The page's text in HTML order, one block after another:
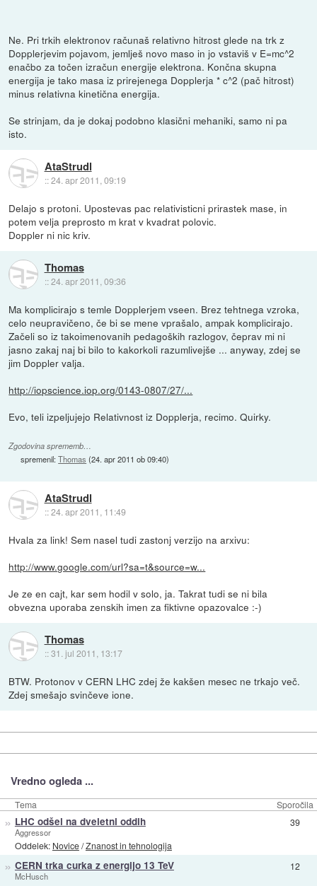
Ne. Pri trkih elektronov računaš relativno hitrost glede na trk z
Dopplerjevim pojavom, jemlješ novo maso in jo vstaviš v E=mc^2
enačbo za točen izračun energije elektrona. Končna skupna
energija je tako masa iz prirejenega Dopplerja * c^2 (pač hitrost)
minus relativna kinetična energija.
Se strinjam, da je dokaj podobno klasični mehaniki, samo ni pa
isto.
AtaStrudl
::24. apr 2011, 09:19
Delajo s protoni. Upostevas pac relativisticni prirastek mase, in
potem velja preprosto m krat v kvadrat polovic.
Doppler ni nic kriv.
Thomas
::24. apr 2011, 09:36
Ma komplicirajo s temle Dopplerjem vseen. Brez tehtnega vzroka,
celo neupravičeno, če bi se mene vprašalo, ampak komplicirajo.
Začeli so iz takoimenovanih pedagoških razlogov, čeprav mi ni
jasno zakaj naj bi bilo to kakorkoli razumlivejše ... anyway, zdej se
jim Doppler valja.
http://iopscience.iop.org/0143-0807/27/...
Evo, teli izpeljujejo Relativnost iz Dopplerja, recimo. Quirky.
Zgodovina sprememb…
spremenil:Thomas (24. apr 2011 ob 09:40)
AtaStrudl
::24. apr 2011, 11:49
Hvala za link! Sem nasel tudi zastonj verzijo na arxivu:
http://www.google.com/url?sa=t&source=w...
Je ze en cajt, kar sem hodil v solo, ja. Takrat tudi se ni bila
obvezna uporaba zenskih imen za fiktivne opazovalce :-)
Thomas
::31. jul 2011, 13:17
BTW. Protonov v CERN LHC zdej že kakšen mesec ne trkajo več.
Zdej smešajo svinčeve ione.
Vredno ogleda ...
Tema Sporočila
» LHC odšel na dveletni oddih
Aggressor
Oddelek: Novice/Znanost in tehnologija
39
» CERN trka curka z energijo 13 TeV
McHusch
12